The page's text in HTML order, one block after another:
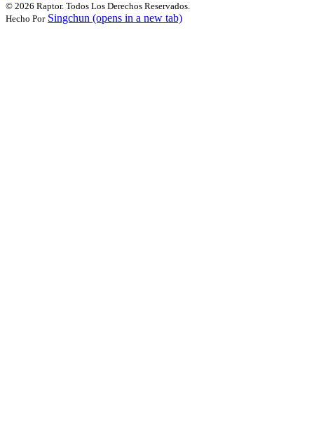
© 2026 Raptor. Todos Los Derechos Reservados.
Hecho Por Singchun (opens in a new tab)